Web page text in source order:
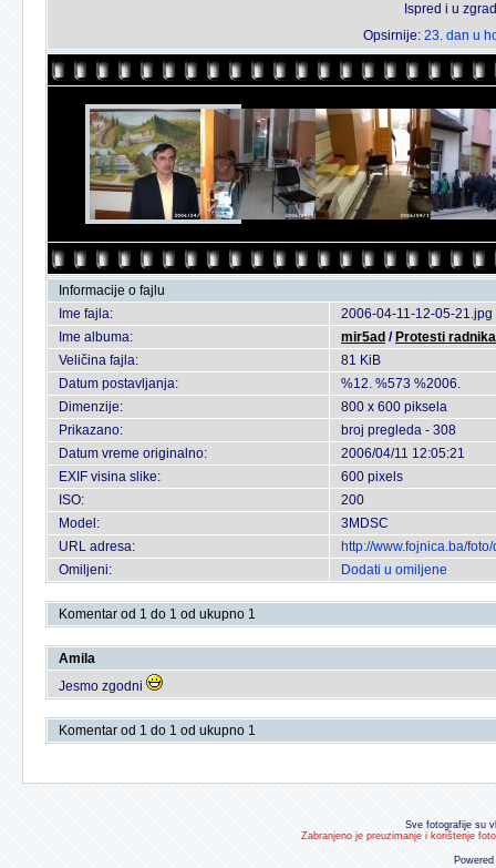
Ispred i u
Opsirnije: 23. dan u
Informacije o fajlu
Ime fajla:
2006-04-11-12-05-21.jpg
Ime albuma:
mir5ad / Protesti
Veličina fajla:
81 KiB
Datum postavljanja:
%12. %573 %2006.
Dimenzije:
800 x 600 piksela
Prikazano:
broj pregleda - 308
Datum vreme originalno:
2006/04/11 12:05:21
EXIF visina slike:
600 pixels
ISO:
200
Model:
3MDSC
URL adresa:
http://www.fojnica.ba/
Omiljeni:
Dodati u omiljene
Komentar od 1 do 1 od ukupno 1
Amila
Jesmo zgodni
Komentar od 1 do 1 od ukupno 1
Sve fotografije su
Zabranjeno je preuzimanje i korištenje